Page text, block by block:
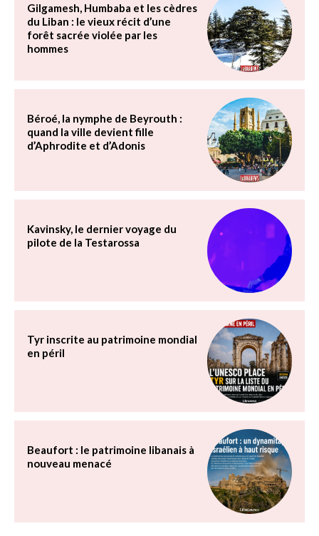
Gilgamesh, Humbaba et les cèdres
du Liban : le vieux récit d’une
forêt sacrée violée par les
hommes
Béroé, la nymphe de Beyrouth :
quand la ville devient fille
d’Aphrodite et d’Adonis
Kavinsky, le dernier voyage du
pilote de la Testarossa
Tyr inscrite au patrimoine mondial
en péril
Beaufort : le patrimoine libanais à
nouveau menacé